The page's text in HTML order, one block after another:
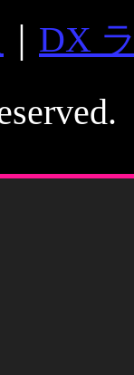
DX